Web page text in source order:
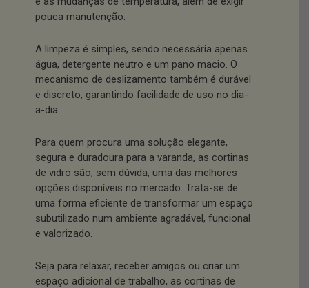
pouca manutenção.
A limpeza é simples, sendo necessária apenas
água, detergente neutro e um pano macio. O
mecanismo de deslizamento também é durável
e discreto, garantindo facilidade de uso no dia-
a-dia.
Para quem procura uma solução elegante,
segura e duradoura para a varanda, as cortinas
de vidro são, sem dúvida, uma das melhores
opções disponíveis no mercado. Trata-se de
uma forma eficiente de transformar um espaço
subutilizado num ambiente agradável, funcional
e valorizado.
Seja para relaxar, receber amigos ou criar um
espaço adicional de trabalho, as cortinas de